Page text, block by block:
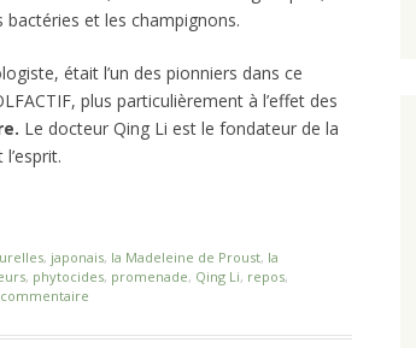
et les champignons.
était l’un des pionniers dans ce
plus particulièrement à l’effet des
Le docteur Qing Li est le fondateur de la
, japonais, la Madeleine de Proust, la
, phytocides, promenade, Qing Li, repos,